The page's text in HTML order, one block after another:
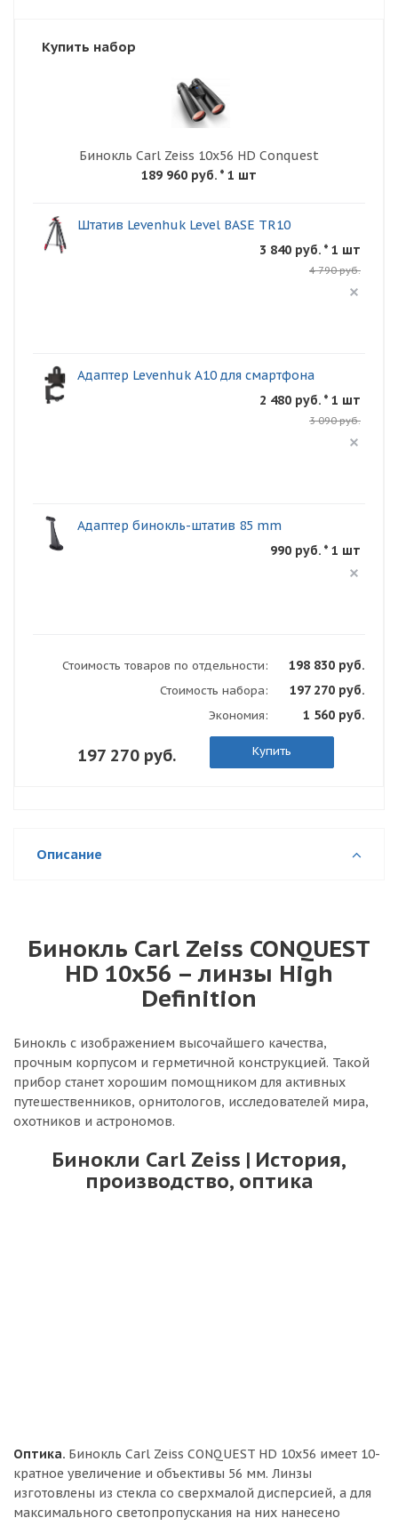
Купить набор
Бинокль Carl Zeiss 10x56 HD Conquest
189 960 руб. * 1 шт
Штатив Levenhuk Level BASE TR10
3 840 руб. * 1 шт
4 790 руб.
Адаптер Levenhuk A10 для смартфона
2 480 руб. * 1 шт
3 090 руб.
Адаптер бинокль-штатив 85 mm
990 руб. * 1 шт
Стоимость товаров по отдельности: 198 830 руб.
Стоимость набора: 197 270 руб.
Экономия: 1 560 руб.
197 270 руб. Купить
Описание
Бинокль Carl Zeiss CONQUEST
HD 10x56 – линзы High
Definition
Бинокль с изображением высочайшего качества,
прочным корпусом и герметичной конструкцией. Такой
прибор станет хорошим помощником для активных
путешественников, орнитологов, исследователей мира,
охотников и астрономов.
Бинокли Carl Zeiss | История,
производство, оптика
Оптика. Бинокль Carl Zeiss CONQUEST HD 10x56 имеет 10-
кратное увеличение и объективы 56 мм. Линзы
изготовлены из стекла со сверхмалой дисперсией, а для
максимального светопропускания на них нанесено